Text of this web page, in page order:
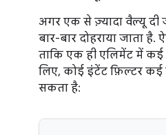
अगर एक से ज़्यादा वैल्यू दी
बार-बार दोहराया जाता
ताकि एक ही एलिमेंट में
लिए, कोई इंटेंट फ़िल्टर कई
सकता है: